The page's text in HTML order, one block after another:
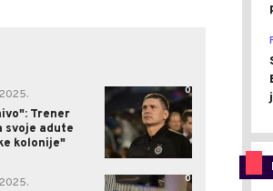
Trener
svoje adute
kolonije"
0
0